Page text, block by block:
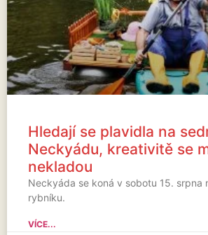
Hledají se plavidla na
Neckyádu, kreativitě se
nekladou
Neckyáda se koná v sobotu 15. srpna
rybníku.
VÍCE...